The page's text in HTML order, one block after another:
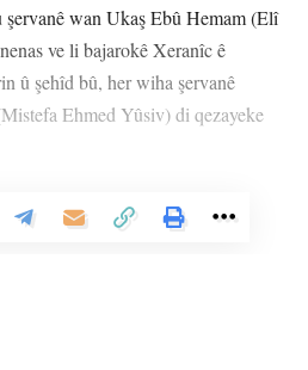
wan Ukaş Ebû Hemam (Elî
ve li bajarokê Xeranîc ê
û şehîd bû, her wiha şervanê
Ehmed Yûsiv) di qezayeke
her du şehîdan û diyar kir ku ew ê
Bixwîne